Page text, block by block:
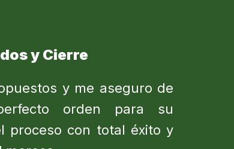
y Cierre
y me aseguro de
orden para su
proceso con total éxito y